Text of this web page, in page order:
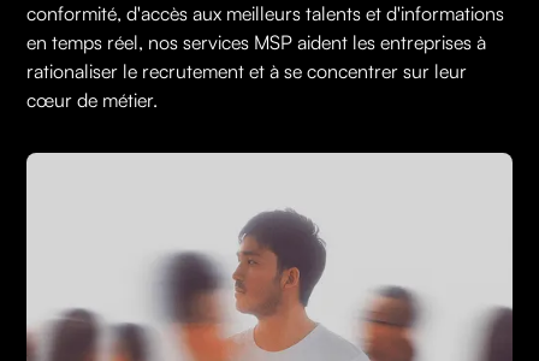
conformité, d'accès aux meilleurs talents et d'informations
en temps réel, nos services MSP aident les entreprises à
rationaliser le recrutement et à se concentrer sur leur
cœur de métier.